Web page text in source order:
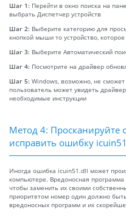
Шаг 1: Перейти в окно поиска на
выбрать Диспетчер устройств
Шаг 2: Выберите категорию для
кнопкой мыши то устройство,
Шаг 3: Выберите Автоматический
Шаг 4: Посмотрите на драйвер
Шаг 5: Windows, возможно, не
пользователь может увидеть
необходимые инструкции
Метод 4: Просканируйте
исправить ошибку
Иногда ошибка icuin51.dll может
компьютере. Вредоносная
чтобы заменить их своими
приоритетом номер один должно
вредоносных программ и их